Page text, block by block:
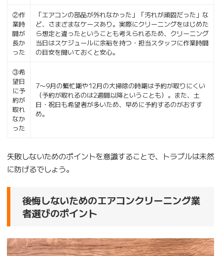
②作
業時
間が
長か
った
「エアコンの部品が外れなかった」「汚れが頑固だった」な
ど、さまざまなケースあり。実際にクリーニングをはじめた
ら想定と違ったということも考えられるため、クリーニング
当日はスケジュールに余裕を持つ・担当スタッフに作業時間
の目安を聞いておくと安心。
③希
望日
に予
約が
取れ
なか
った
7〜9月の繁忙期や12月の大掃除の時期は予約が取りにくい
（予約が取れるのは2週間以降ということも）。また、土
日・祝日も希望者が多いため、早めに予約するのがおすす
め。
失敗しないためのポイントを意識することで、トラブルは未然
に防げるでしょう。
後悔しないためのエアコンクリーニング業
者選びのポイント